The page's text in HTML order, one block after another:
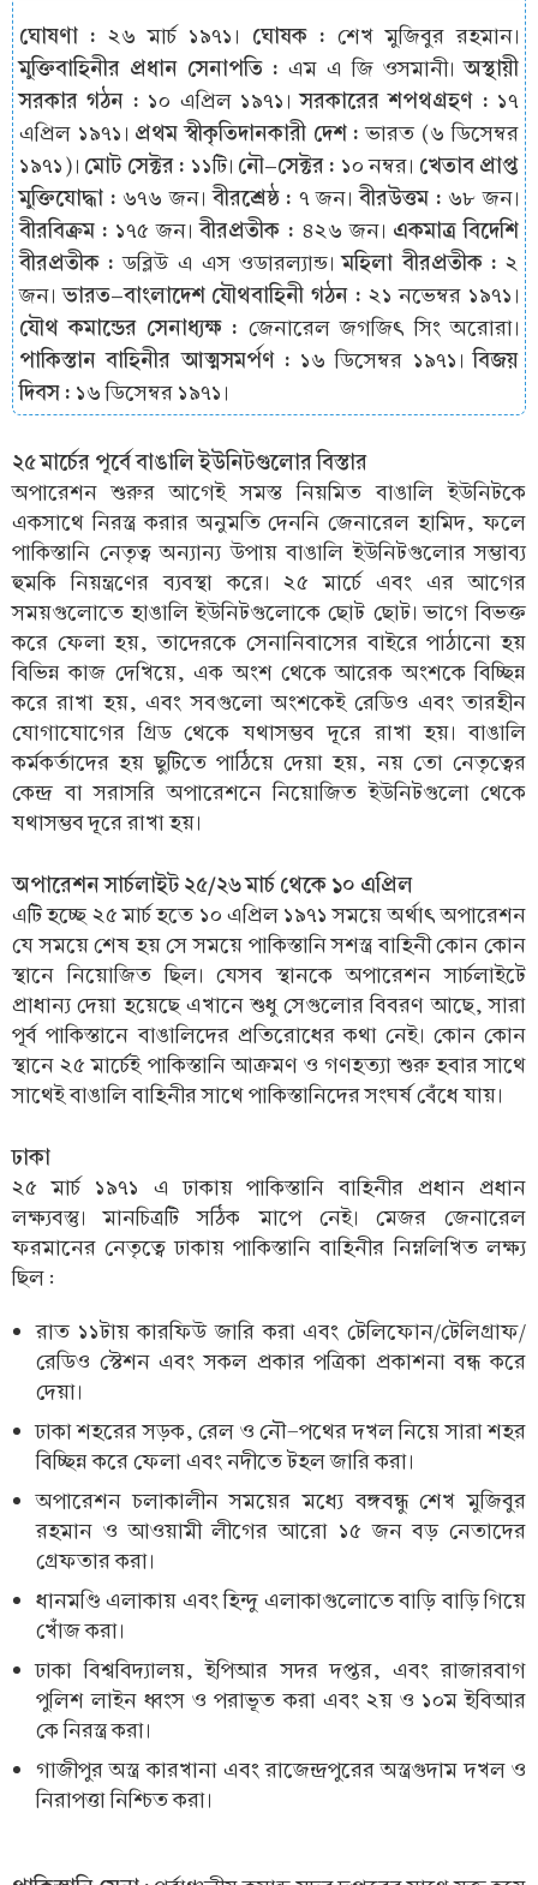
ঘোষণা : ২৬ মার্চ ১৯৭১। ঘোষক : শেখ মুজিবুর রহমান।
মুক্তিবাহিনীর প্রধান সেনাপতি : এম এ জি ওসমানী।অস্থায়ী
সরকার গঠন : ১০ এপ্রিল ১৯৭১।সরকারের শপথগ্রহণ : ১৭
এপ্রিল ১৯৭১। প্রথম স্বীকৃতিদানকারী দেশ : ভারত (৬ ডিসেম্বর
১৯৭১)। মোট সেক্টর : ১১টি। নৌ-সেক্টর : ১০ নম্বর। খেতাব প্রাপ্ত
মুক্তিযোদ্ধা : ৬৭৬ জন।বীরশ্রেষ্ঠ : ৭ জন।বীরউত্তম : ৬৮ জন।
বীরবিক্রম : ১৭৫ জন।বীরপ্রতীক : ৪২৬ জন। একমাত্র বিদেশি
বীরপ্রতীক : ডব্লিউ এ এস ওডারল্যান্ড।মহিলা বীরপ্রতীক : ২
জন।ভারত-বাংলাদেশ যৌথবাহিনী গঠন : ২১ নভেম্বর ১৯৭১।
যৌথ কমান্ডের সেনাধ্যক্ষ : জেনারেল জগজিৎ সিং অরোরা।
পাকিস্তান বাহিনীর আত্মসমর্পণ : ১৬ ডিসেম্বর ১৯৭১।বিজয়
দিবস : ১৬ ডিসেম্বর ১৯৭১।
২৫ মার্চের পূর্বে বাঙালি ইউনিটগুলোর বিস্তার
অপারেশন শুরুর আগেই সমস্ত নিয়মিত বাঙালি ইউনিটকে
একসাথে নিরস্ত্র করার অনুমতি দেননি জেনারেল হামিদ, ফলে
পাকিস্তানি নেতৃত্ব অন্যান্য উপায় বাঙালি ইউনিটগুলোর সম্ভাব্য
হুমকি নিয়ন্ত্রণের ব্যবস্থা করে। ২৫ মার্চে এবং এর আগের
সময়গুলোতে হাঙালি ইউনিটগুলোকে ছোট ছোট। ভাগে বিভক্ত
করে ফেলা হয়, তাদেরকে সেনানিবাসের বাইরে পাঠানো হয়
বিভিন্ন কাজ দেখিয়ে, এক অংশ থেকে আরেক অংশকে বিচ্ছিন্ন
করে রাখা হয়, এবং সবগুলো অংশকেই রেডিও এবং তারহীন
যোগাযোগের গ্রিড থেকে যথাসম্ভব দূরে রাখা হয়। বাঙালি
কর্মকর্তাদের হয় ছুটিতে পাঠিয়ে দেয়া হয়, নয় তো নেতৃত্বের
কেন্দ্র বা সরাসরি অপারেশনে নিয়োজিত ইউনিটগুলো থেকে
যথাসম্ভব দূরে রাখা হয়।
অপারেশন সার্চলাইট ২৫/২৬ মার্চ থেকে ১০ এপ্রিল
এটি হচ্ছে ২৫ মার্চ হতে ১০ এপ্রিল ১৯৭১ সময়ে অর্থাৎ অপারেশন
যে সময়ে শেষ হয় সে সময়ে পাকিস্তানি সশস্ত্র বাহিনী কোন কোন
স্থানে নিয়োজিত ছিল। যেসব স্থানকে অপারেশন সার্চলাইটে
প্রাধান্য দেয়া হয়েছে এখানে শুধু সেগুলোর বিবরণ আছে, সারা
পূর্ব পাকিস্তানে বাঙালিদের প্রতিরোধের কথা নেই। কোন কোন
স্থানে ২৫ মার্চেই পাকিস্তানি আক্রমণ ও গণহত্যা শুরু হবার সাথে
সাথেই বাঙালি বাহিনীর সাথে পাকিস্তানিদের সংঘর্ষ বেঁধে যায়।
ঢাকা
২৫ মার্চ ১৯৭১ এ ঢাকায় পাকিস্তানি বাহিনীর প্রধান প্রধান
লক্ষ্যবস্তু। মানচিত্রটি সঠিক মাপে নেই। মেজর জেনারেল
ফরমানের নেতৃত্বে ঢাকায় পাকিস্তানি বাহিনীর নিম্নলিখিত লক্ষ্য
ছিল :
রাত ১১টায় কারফিউ জারি করা এবং টেলিফোন/টেলিগ্রাফ/
রেডিও স্টেশন এবং সকল প্রকার পত্রিকা প্রকাশনা বন্ধ করে
দেয়া।
ঢাকা শহরের সড়ক, রেল ও নৌ-পথের দখল নিয়ে সারা শহর
বিচ্ছিন্ন করে ফেলা এবং নদীতে টহল জারি করা।
অপারেশন চলাকালীন সময়ের মধ্যে বঙ্গবন্ধু শেখ মুজিবুর
রহমান ও আওয়ামী লীগের আরো ১৫ জন বড় নেতাদের
গ্রেফতার করা।
ধানমণ্ডি এলাকায় এবং হিন্দু এলাকাগুলোতে বাড়ি বাড়ি গিয়ে
খোঁজ করা।
ঢাকা বিশ্ববিদ্যালয়, ইপিআর সদর দপ্তর, এবং রাজারবাগ
পুলিশ লাইন ধ্বংস ও পরাভূত করা এবং ২য় ও ১০ম ইবিআর
কে নিরস্ত্র করা।
গাজীপুর অস্ত্র কারখানা এবং রাজেন্দ্রপুরের অস্ত্রগুদাম দখল ও
নিরাপত্তা নিশ্চিত করা।